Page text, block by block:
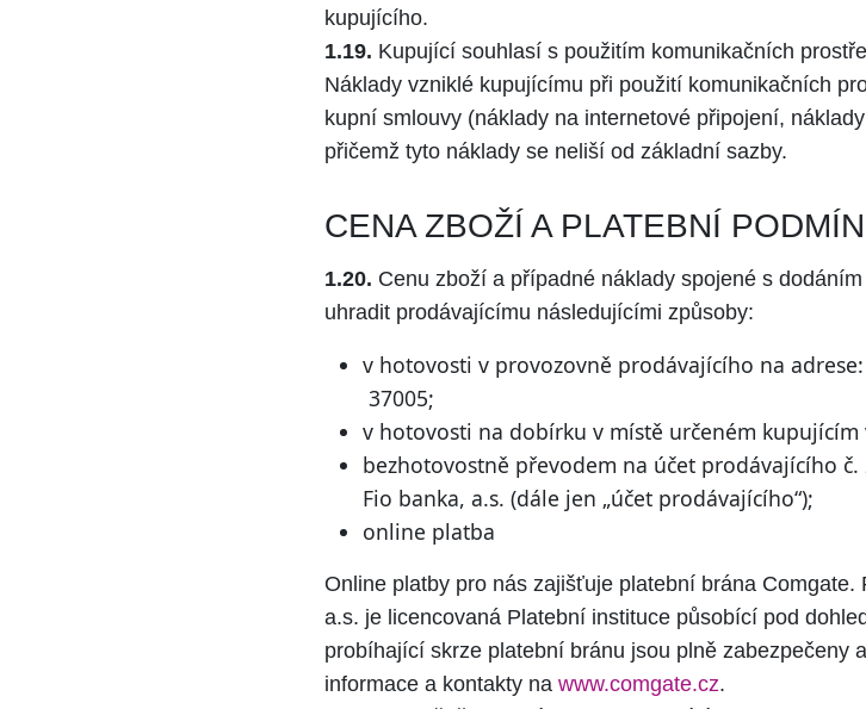
kupujícího.
1.19. Kupující souhlasí s použitím komunikačních
Náklady vzniklé kupujícímu při použití komunikačních
kupní smlouvy (náklady na internetové připojení,
přičemž tyto náklady se neliší od základní sazby.
CENA ZBOŽÍ A PLATEBNÍ
1.20. Cenu zboží a případné náklady spojené s
uhradit prodávajícímu následujícími způsoby:
v hotovosti v provozovně prodávajícího na
37005;
v hotovosti na dobírku v místě určeném kupujícím
bezhotovostně převodem na účet prodávajícího
Fio banka, a.s. (dále jen „účet prodávajícího“);
online platba
Online platby pro nás zajišťuje platební brána
a.s. je licencovaná Platební instituce působící pod
probíhající skrze platební bránu jsou plně zabezpečeny
informace a kontakty na www.comgate.cz.